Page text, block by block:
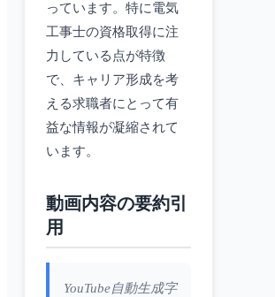
っています。特に電気
工事士の資格取得に注
力している点が特徴
で、キャリア形成を考
える求職者にとって有
益な情報が凝縮されて
います。
動画内容の要約引
用
YouTube自動生成字